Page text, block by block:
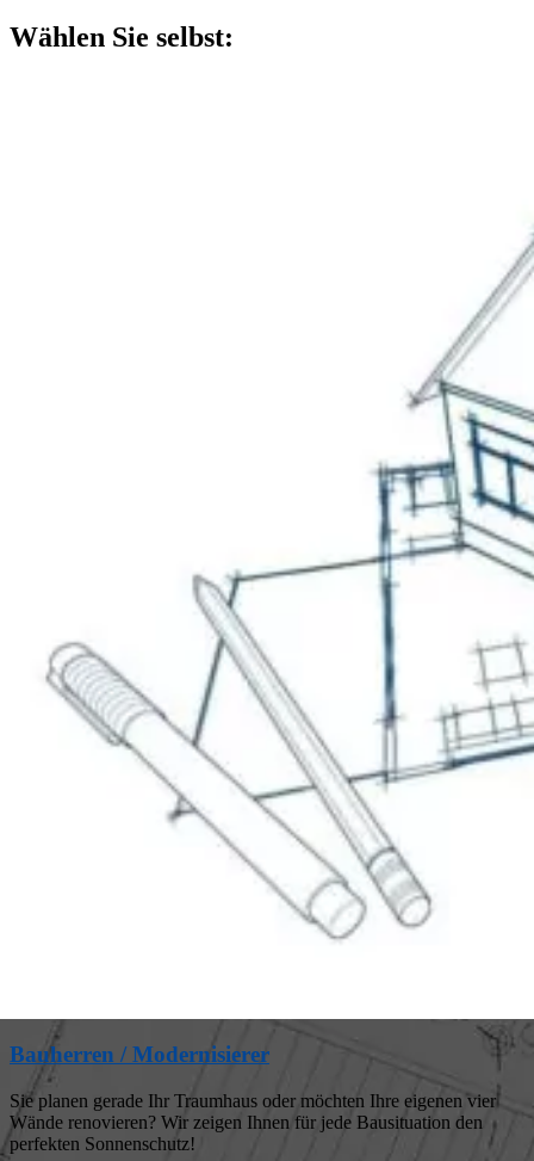
Wählen Sie selbst:
Bauherren / Modernisierer
Sie planen gerade Ihr Traumhaus oder möchten Ihre eigenen vier
Wände renovieren? Wir zeigen Ihnen für jede Bausituation den
perfekten Sonnenschutz!